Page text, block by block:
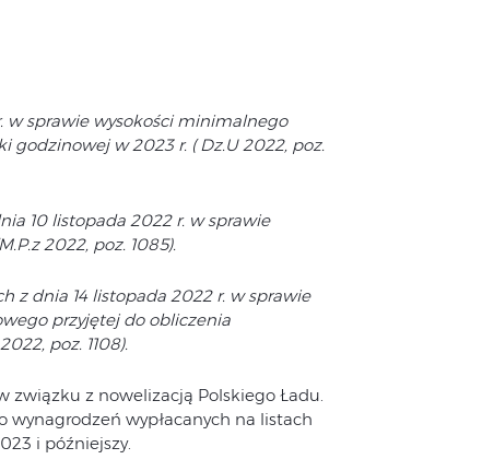
w sprawie wysokości minimalnego
godzinowej w 2023 r. ( Dz.U 2022, poz.
10 listopada 2022 r. w sprawie
2022, poz. 1085).
z dnia 14 listopada 2022 r. w sprawie
przyjętej do obliczenia
poz. 1108).
związku z nowelizacją Polskiego Ładu.
wynagrodzeń wypłacanych na listach
i późniejszy.